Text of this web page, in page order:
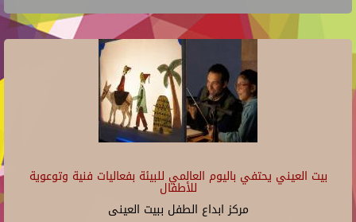
بيت العيني يحتفي باليوم العالمي للبيئة بفعاليات فنية وتوعوية
للأطفال
مركز ابداع الطفل ببيت العينى